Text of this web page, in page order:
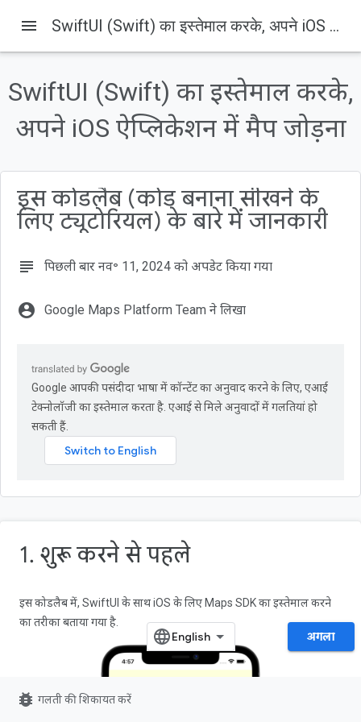
होम पेज प्रॉडक्ट Google Maps Platform दस्तावेज़
iOS
इस पेज पर, यह जानकारी उपलब्ध है
1. शुरू करने से पहले
ज़रूरी शर्तें
आपको क्या करना होगा
menu SwiftUI (Swift) का इस्तेमाल करके, अपने iOS ऐप्लिकेशन में मैप जोड़ना
SwiftUI (Swift) का इस्तेमाल करके,
अपने iOS ऐप्लिकेशन में मैप जोड़ना
इस कोडलैब (कोड बनाना सीखने के
लिए ट्यूटोरियल) के बारे में जानकारी
subject पिछली बार नव॰ 11, 2024 को अपडेट किया गया
account_circle Google Maps Platform Team ने लिखा
Google आपकी पसंदीदा भाषा में कॉन्टेंट का अनुवाद करने के लिए, एआई
टेक्नोलॉजी का इस्तेमाल करता है. एआई से मिले अनुवादों में गलतियां हो
सकती हैं.
1. शुरू करने से पहले
इस कोडलैब में, SwiftUI के साथ iOS के लिए Maps SDK का इस्तेमाल करने
का तरीका बताया गया है.
अगला
bug_report गलती की शिकायत करें